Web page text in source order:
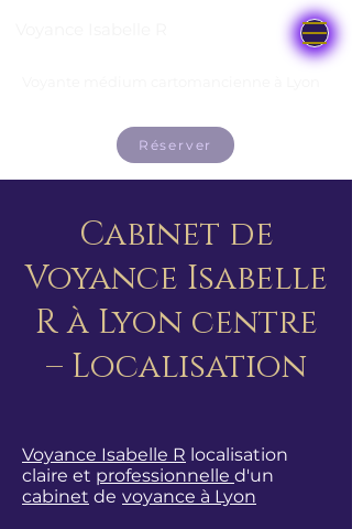
Réserver
Cabinet de
Voyance Isabelle
R à Lyon centre
– Localisation
Voyance Isabelle R localisation
claire et professionnelle d'un
cabinet de voyance à Lyon